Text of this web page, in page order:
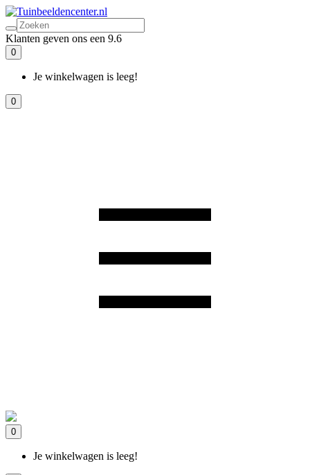
Klanten geven ons een 9.6
0
Je winkelwagen is leeg!
0
0
Je winkelwagen is leeg!